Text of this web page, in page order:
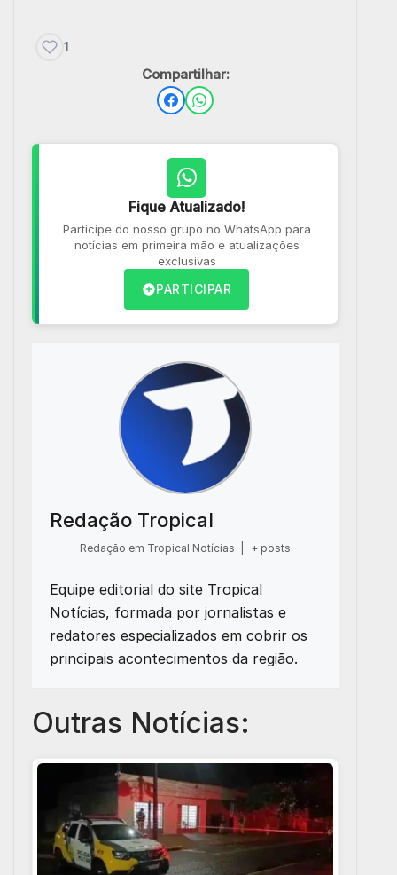
1
Compartilhar:
Fique Atualizado!
Participe do nosso grupo no WhatsApp para
notícias em primeira mão e atualizações
exclusivas
PARTICIPAR
Redação Tropical
Redação em Tropical Notícias + posts
Equipe editorial do site Tropical
Notícias, formada por jornalistas e
redatores especializados em cobrir os
principais acontecimentos da região.
Outras Notícias: